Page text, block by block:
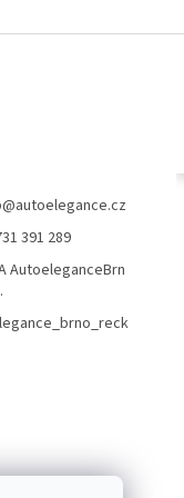
@autoelegance.cz
391 289
AutoeleganceBrn